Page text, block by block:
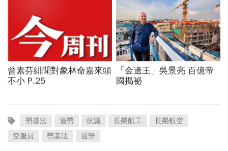
勞基法 過勞 抗議 長榮航工
長榮航空
空服員
勞基法 過勞